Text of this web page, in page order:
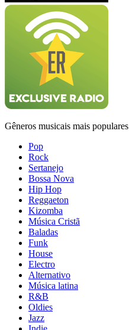
Gêneros musicais mais populares
Pop
Rock
Sertanejo
Bossa Nova
Hip Hop
Reggaeton
Kizomba
Música Cristã
Baladas
Funk
House
Electro
Alternativo
Música latina
R&B
Oldies
Jazz